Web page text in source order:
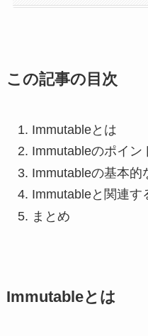
この記事の目次
Immutableとは
Immutableのポイン
Immutableの基本的
Immutableと関連す
まとめ
Immutableとは